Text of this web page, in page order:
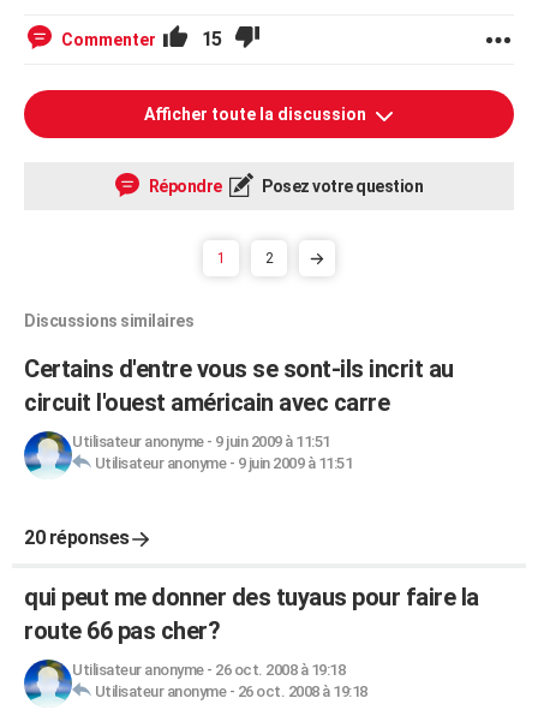
Commenter 15
Afficher toute la discussion
Répondre Posez votre question
1 2
Discussions similaires
Certains d'entre vous se sont-ils incrit au
circuit l'ouest américain avec carre
Utilisateur anonyme- 9 juin 2009 à 11:51
Utilisateur anonyme- 9 juin 2009 à 11:51
20 réponses
qui peut me donner des tuyaus pour faire la
route 66 pas cher?
Utilisateur anonyme- 26 oct. 2008 à 19:18
Utilisateur anonyme- 26 oct. 2008 à 19:18